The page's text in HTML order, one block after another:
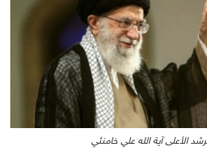
الأعلى آية الله علي خامنئي